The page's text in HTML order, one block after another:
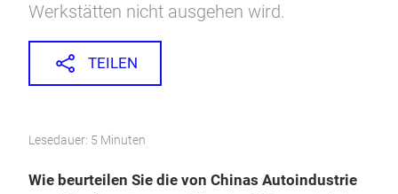
Werkstätten nicht ausgehen wird.
TEILEN
Lesedauer: 5 Minuten
Wie beurteilen Sie die von Chinas Autoindustrie